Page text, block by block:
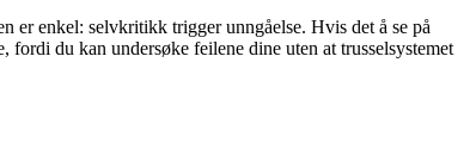
er enkel: selvkritikk trigger unngåelse. Hvis det å se på
du kan undersøke feilene dine uten at trusselsystemet